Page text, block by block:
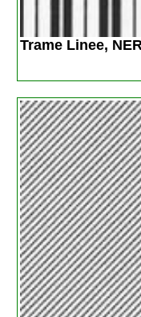
Trame Linee,